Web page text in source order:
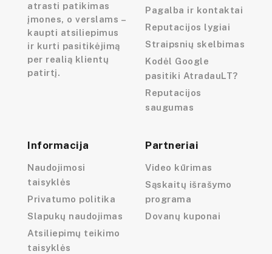
atrasti patikimas
įmones, o verslams –
kaupti atsiliepimus
ir kurti pasitikėjimą
per realią klientų
patirtį.
Pagalba ir kontaktai
Reputacijos lygiai
Straipsnių skelbimas
Kodėl Google
pasitiki AtradauLT?
Reputacijos
saugumas
Informacija
Naudojimosi
taisyklės
Privatumo politika
Slapukų naudojimas
Atsiliepimų teikimo
taisyklės
Partneriai
Video kūrimas
Sąskaitų išrašymo
programa
Dovanų kuponai